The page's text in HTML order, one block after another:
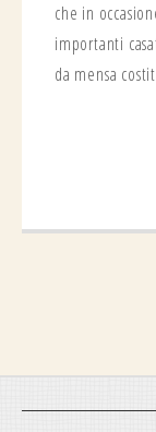
che in
importanti
da mensa